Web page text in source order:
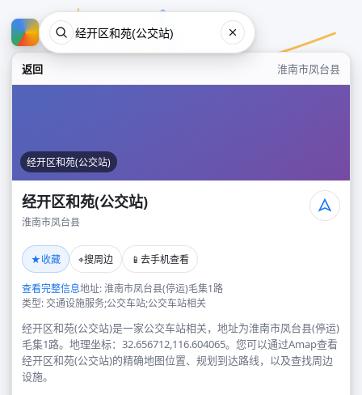
返回 淮南市凤台县
经开区和苑(公交站)
经开区和苑(公交站)
淮南市凤台县
★收藏 ⌖搜周边 📱 去手机查看
查看完整信息地址: 淮南市凤台县(停运)毛集1路
类型: 交通设施服务;公交车站;公交车站相关
经开区和苑(公交站)是一家公交车站相关，地址为淮南市凤台县(停运)
毛集1路。地理坐标：32.656712,116.604065。您可以通过Amap查看
经开区和苑(公交站)的精确地图位置、规划到达路线，以及查找周边
设施。